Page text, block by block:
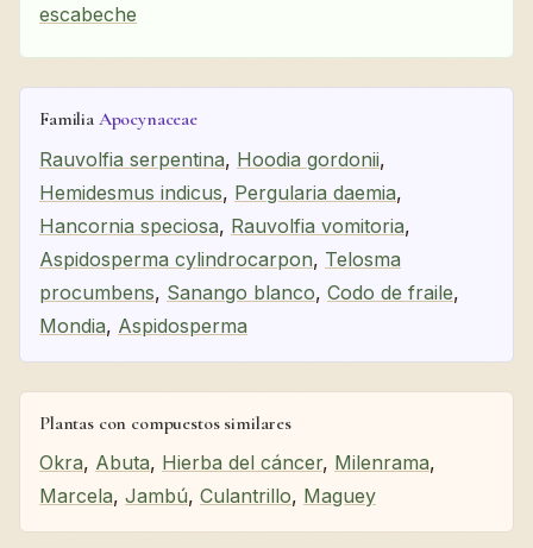
escabeche
Familia Apocynaceae
Rauvolfia serpentina, Hoodia gordonii,
Hemidesmus indicus, Pergularia daemia,
Hancornia speciosa, Rauvolfia vomitoria,
Aspidosperma cylindrocarpon, Telosma
procumbens, Sanango blanco, Codo de fraile,
Mondia, Aspidosperma
Plantas con compuestos similares
Okra, Abuta, Hierba del cáncer, Milenrama,
Marcela, Jambú, Culantrillo, Maguey